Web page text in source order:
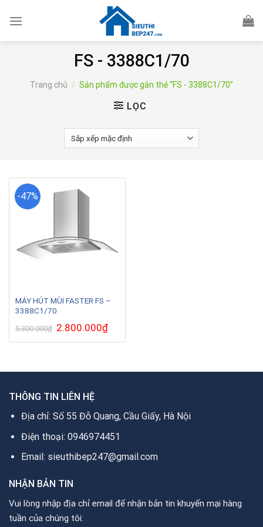
FS - 3388C1/70
Trang chủ / Sản phẩm được gắn thẻ “FS - 3388C1/70”
LỌC
-47%
MÁY HÚT MÙI FASTER FS –
3388C1/70
5.300.000₫ Giá
gốc
là:
2.800.000₫Giá
hiện
tại
THÔNG TIN LIÊN HỆ
Địa chỉ: Số 55 Đỗ Quang, Cầu Giấy, Hà Nội
Điện thoại: 0946974451
Email: sieuthibep247@gmail.com
NHẬN BẢN TIN
Vui lòng nhập địa chỉ email để nhận bản tin khuyến mại hàng
tuần của chúng tôi: